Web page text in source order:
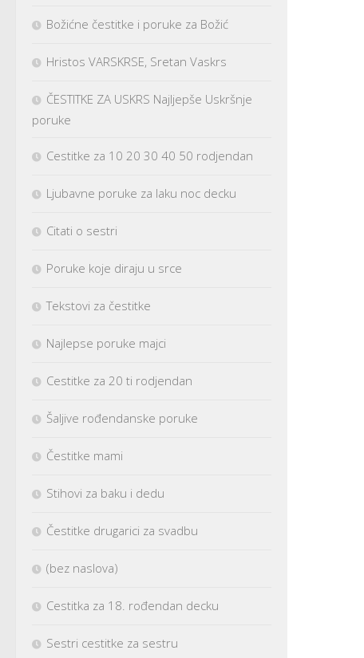
Božićne čestitke i poruke za Božić
Hristos VARSKRSE, Sretan Vaskrs
ČESTITKE ZA USKRS Najljepše Uskršnje
poruke
Cestitke za 10 20 30 40 50 rodjendan
Ljubavne poruke za laku noc decku
Citati o sestri
Poruke koje diraju u srce
Tekstovi za čestitke
Najlepse poruke majci
Cestitke za 20 ti rodjendan
Šaljive rođendanske poruke
Čestitke mami
Stihovi za baku i dedu
Čestitke drugarici za svadbu
(bez naslova)
Cestitka za 18. rođendan decku
Sestri cestitke za sestru